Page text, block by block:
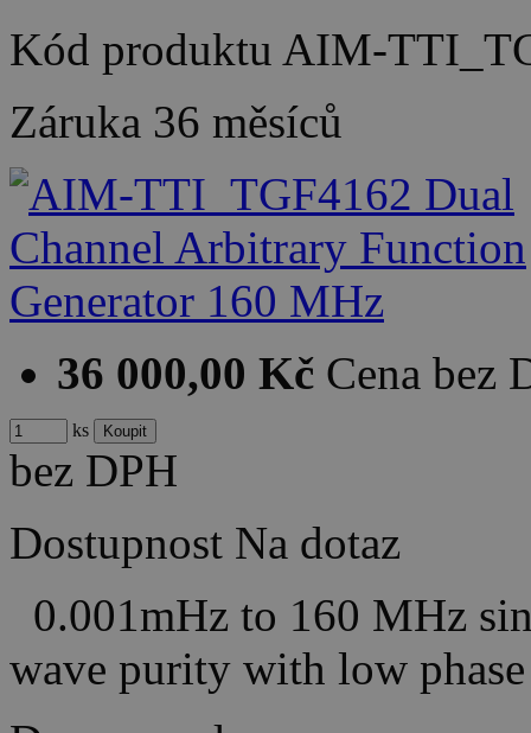
Kód produktu AIM-
Záruka 36 měsíců
36 000,00 Kč Cena bez
ks
bez DPH
Dostupnost Na dotaz
0.001mHz to 160 MHz
wave purity with low